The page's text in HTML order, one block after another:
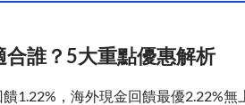
誰？5大重點優惠解析
1.22%，海外現金回饋最優2.22%無